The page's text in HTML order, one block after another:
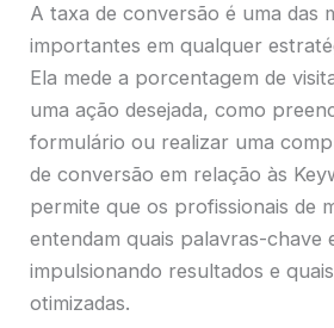
A taxa de conversão é uma das
importantes em qualquer
Ela mede a porcentagem de
uma ação desejada, como
formulário ou realizar uma
de conversão em relação às
permite que os profissionais de
entendam quais palavras-chave
impulsionando resultados e
otimizadas.